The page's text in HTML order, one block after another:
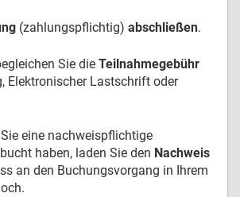
(zahlungspflichtig) abschließen.
Sie die Teilnahmegebühr
Elektronischer Lastschrift oder
eine nachweispflichtige
haben, laden Sie den Nachweis
an den Buchungsvorgang in Ihrem